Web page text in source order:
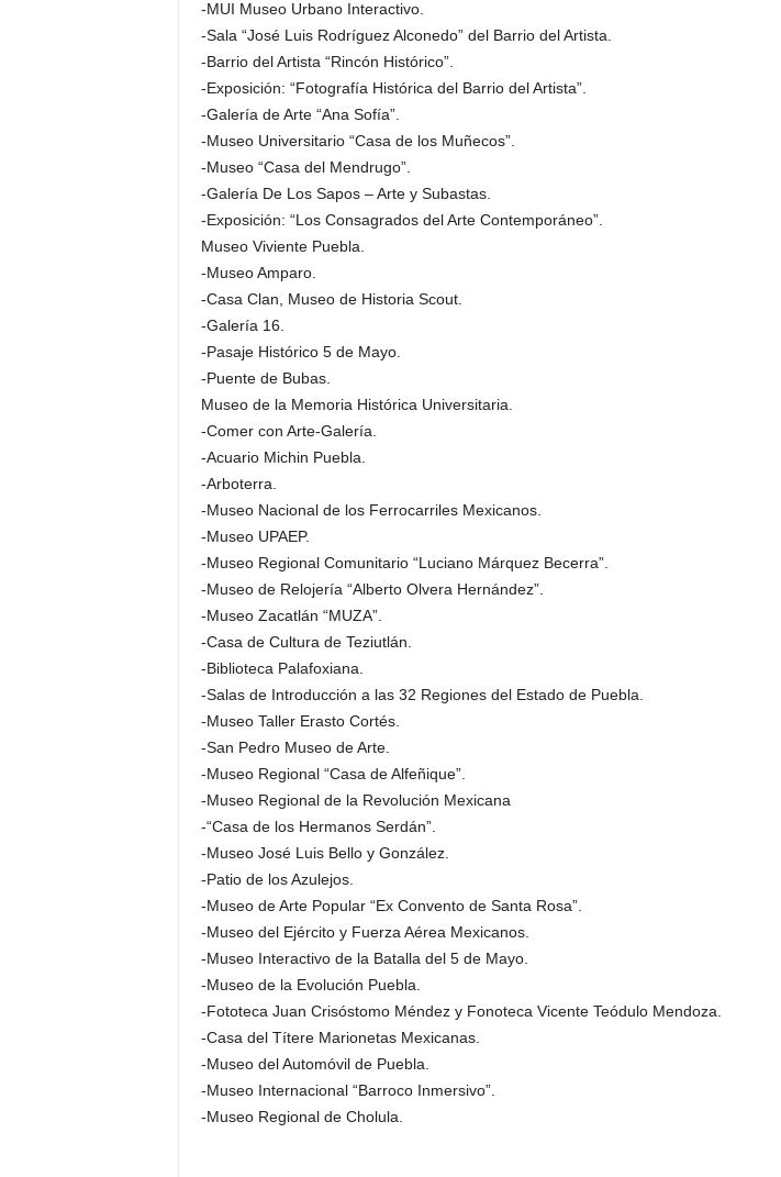
-MUI Museo Urbano Interactivo.
-Sala “José Luis Rodríguez Alconedo” del Barrio del Artista.
-Barrio del Artista “Rincón Histórico”.
-Exposición: “Fotografía Histórica del Barrio del Artista”.
-Galería de Arte “Ana Sofía”.
-Museo Universitario “Casa de los Muñecos”.
-Museo “Casa del Mendrugo”.
-Galería De Los Sapos – Arte y Subastas.
-Exposición: “Los Consagrados del Arte Contemporáneo”.
Museo Viviente Puebla.
-Museo Amparo.
-Casa Clan, Museo de Historia Scout.
-Galería 16.
-Pasaje Histórico 5 de Mayo.
-Puente de Bubas.
Museo de la Memoria Histórica Universitaria.
-Comer con Arte-Galería.
-Acuario Michin Puebla.
-Arboterra.
-Museo Nacional de los Ferrocarriles Mexicanos.
-Museo UPAEP.
-Museo Regional Comunitario “Luciano Márquez Becerra”.
-Museo de Relojería “Alberto Olvera Hernández”.
-Museo Zacatlán “MUZA”.
-Casa de Cultura de Teziutlán.
-Biblioteca Palafoxiana.
-Salas de Introducción a las 32 Regiones del Estado de Puebla.
-Museo Taller Erasto Cortés.
-San Pedro Museo de Arte.
-Museo Regional “Casa de Alfeñique”.
-Museo Regional de la Revolución Mexicana
-“Casa de los Hermanos Serdán”.
-Museo José Luis Bello y González.
-Patio de los Azulejos.
-Museo de Arte Popular “Ex Convento de Santa Rosa”.
-Museo del Ejército y Fuerza Aérea Mexicanos.
-Museo Interactivo de la Batalla del 5 de Mayo.
-Museo de la Evolución Puebla.
-Fototeca Juan Crisóstomo Méndez y Fonoteca Vicente Teódulo Mendoza.
-Casa del Títere Marionetas Mexicanas.
-Museo del Automóvil de Puebla.
-Museo Internacional “Barroco Inmersivo”.
-Museo Regional de Cholula.